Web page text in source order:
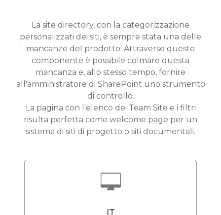
La site directory, con la categorizzazione
personalizzati dei siti, è sempre stata una delle
mancanze del prodotto. Attraverso questo
componente è possibile colmare questa
mancanza e, allo stesso tempo, fornire
all'amministratore di SharePoint uno strumento
di controllo.
La pagina con l'elenco dei Team Site e i filtri
risulta perfetta come welcome page per un
sistema di siti di progetto o siti documentali.
IT